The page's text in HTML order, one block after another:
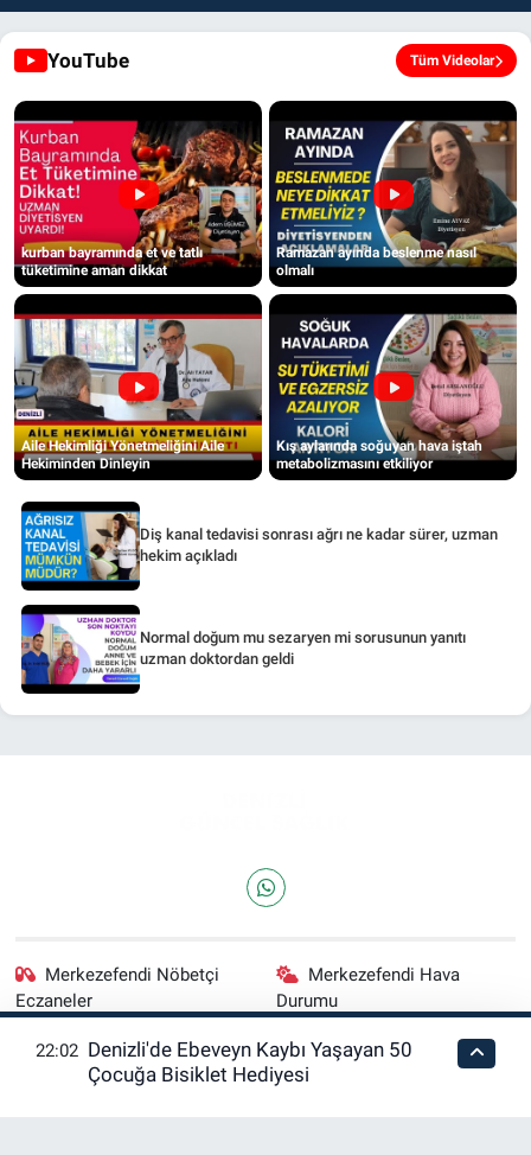
YouTube Tüm Videolar
kurban bayramında et ve tatlı
tüketimine aman dikkat
Ramazan ayında beslenme nasıl
olmalı
Aile Hekimliği Yönetmeliğini Aile
Hekiminden Dinleyin
Kış aylarında soğuyan hava iştah
metabolizmasını etkiliyor
Diş kanal tedavisi sonrası ağrı ne kadar sürer, uzman
hekim açıkladı
Normal doğum mu sezaryen mi sorusunun yanıtı
uzman doktordan geldi
Merkezefendi Nöbetçi
Eczaneler
Merkezefendi Hava
Durumu
Merkezefendi Trafik
Yoğunluk Haritası
Puan Durumu ve Fikstür
22:02 Denizli'de Ebeveyn Kaybı Yaşayan 50
Çocuğa Bisiklet Hediyesi